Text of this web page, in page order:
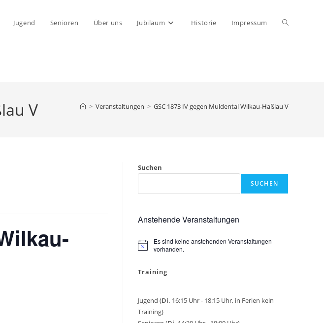
Jugend Senioren Über uns Jubiläum Historie Impressum Website-
V > Veranstaltungen > GSC 1873 IV gegen Muldental Wilkau-Haßlau V
Suchen
SUCHEN
Anstehende Veranstaltungen
H
w
Es sind keine anstehenden Veranstaltungen
vorhanden.
Training
Jugend (Di. 16:15 Uhr - 18:15 Uhr, in Ferien kein
Training)